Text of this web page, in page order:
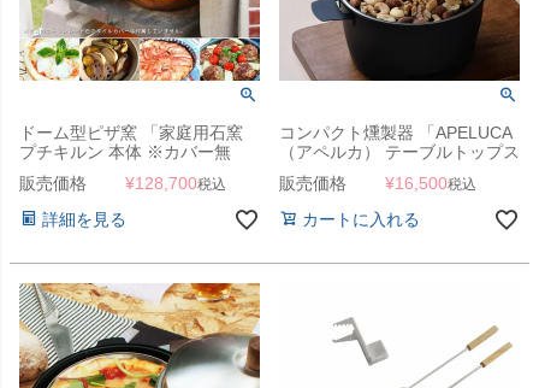
ドーム型ピザ窯 「家庭用石窯
プチキルン 本体 ※カバー無
し」
販売価格 ¥128,700税込
詳細を見る
コンパクト燻製器 「APELUCA
（アペルカ） テーブルトップス
モーカー」
販売価格 ¥16,500税込
カートに入れる